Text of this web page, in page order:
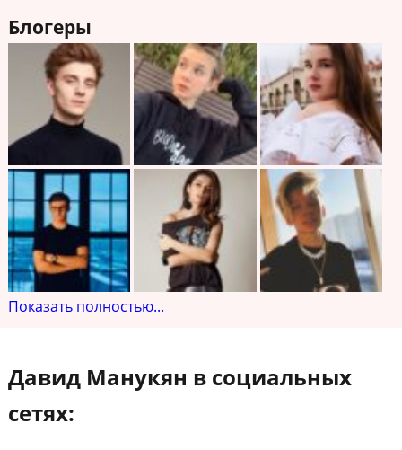
Блогеры
Показать полностью...
Давид Манукян в социальных
сетях: